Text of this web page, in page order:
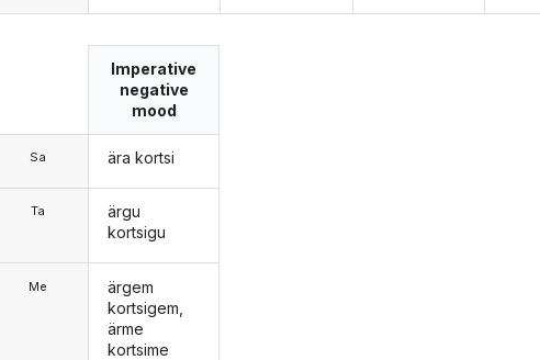
Sa
Ta
Me
Imperative
negative
mood
ära kortsi
ärgu
kortsigu
ärgem
kortsigem,
ärme
kortsime